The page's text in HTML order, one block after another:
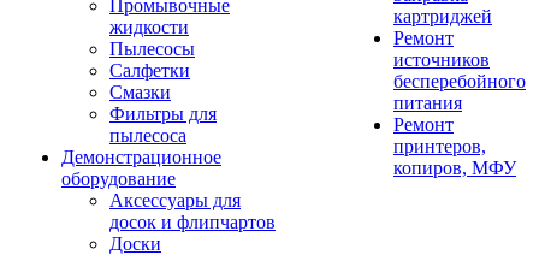
Промывочные
жидкости
Пылесосы
Салфетки
Смазки
Фильтры для
пылесоса
Демонстрационное
оборудование
Аксессуары для
досок и флипчартов
Доски
картриджей
Ремонт
источников
бесперебойного
питания
Ремонт
принтеров,
копиров, МФУ